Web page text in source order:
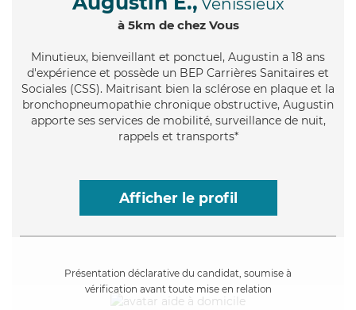
Vénissieux
à 5km de chez Vous
Minutieux, bienveillant et ponctuel, Augustin a 18 ans
d'expérience et possède un BEP Carrières Sanitaires et
Sociales (CSS). Maitrisant bien la sclérose en plaque et la
bronchopneumopathie chronique obstructive, Augustin
apporte ses services de mobilité, surveillance de nuit,
rappels et transports*
Afficher le profil
Présentation déclarative du candidat, soumise à
vérification avant toute mise en relation